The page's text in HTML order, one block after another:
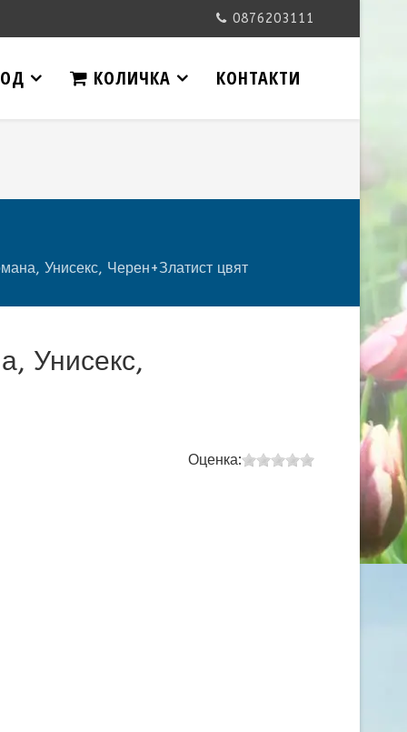
0876203111
КОЛИЧКА КОНТАКТИ
Унисекс, Черен+Златист цвят
Унисекс,
Оценка: